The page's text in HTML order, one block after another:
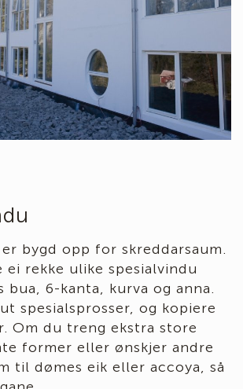
er bygd opp for skreddarsaum.
ei rekke ulike spesialvindu
bua, 6-kanta, kurva og anna.
spesialsprosser, og kopiere
Om du treng ekstra store
former eller ønskjer andre
til dømes eik eller accoya, så